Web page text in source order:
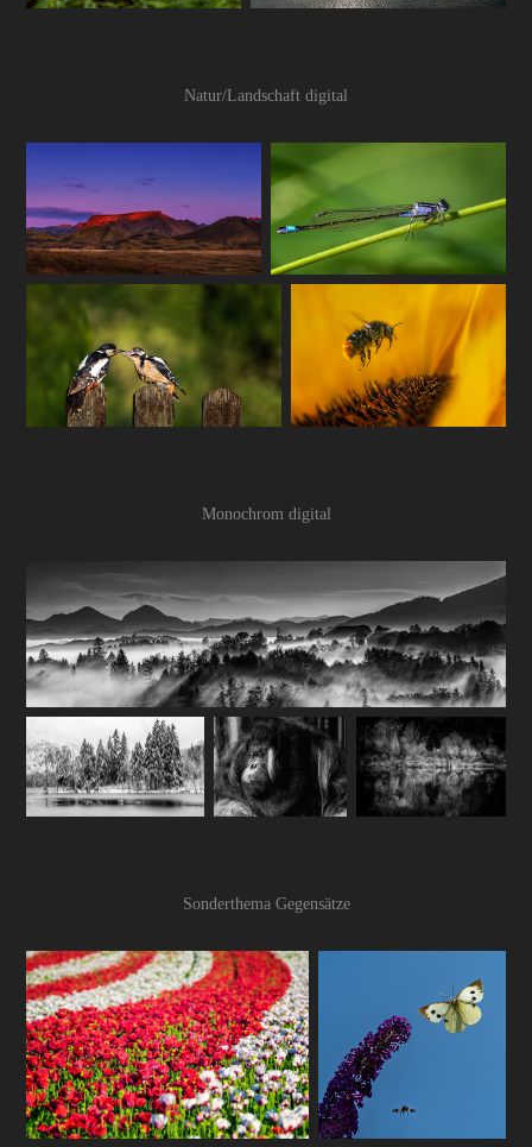
Natur/Landschaft digital
Monochrom digital
Sonderthema Gegensätze